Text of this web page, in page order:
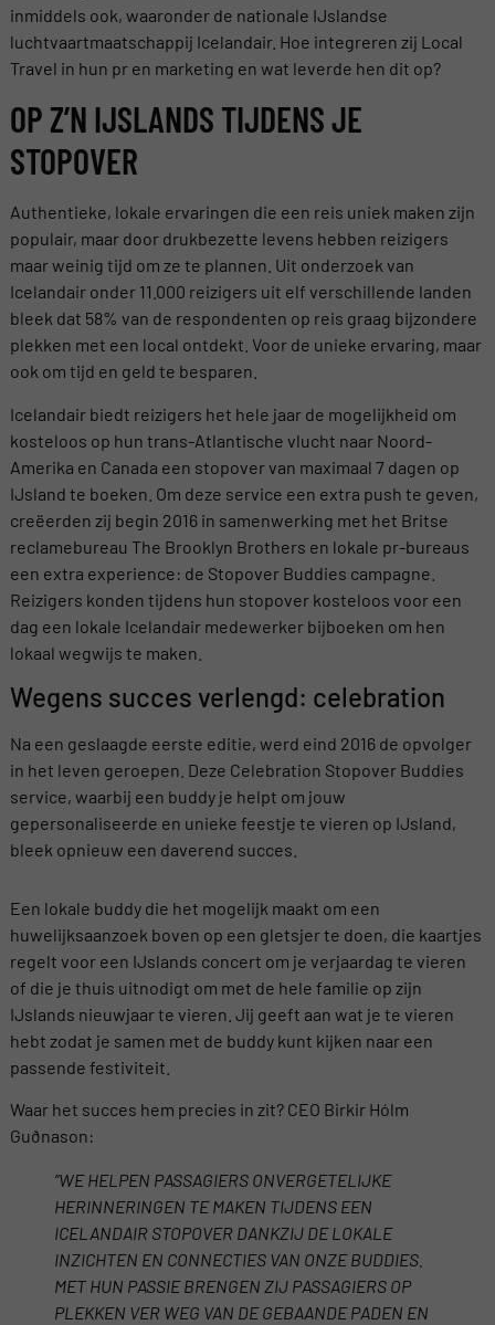
inmiddels ook, waaronder de nationale IJslandse
luchtvaartmaatschappij Icelandair. Hoe integreren zij Local
Travel in hun pr en marketing en wat leverde hen dit op?
OP Z’N IJSLANDS TIJDENS JE
STOPOVER
Authentieke, lokale ervaringen die een reis uniek maken zijn
populair, maar door drukbezette levens hebben reizigers
maar weinig tijd om ze te plannen. Uit onderzoek van
Icelandair onder 11.000 reizigers uit elf verschillende landen
bleek dat 58% van de respondenten op reis graag bijzondere
plekken met een local ontdekt. Voor de unieke ervaring, maar
ook om tijd en geld te besparen.
Icelandair biedt reizigers het hele jaar de mogelijkheid om
kosteloos op hun trans-Atlantische vlucht naar Noord-
Amerika en Canada een stopover van maximaal 7 dagen op
IJsland te boeken. Om deze service een extra push te geven,
creëerden zij begin 2016 in samenwerking met het Britse
reclamebureau The Brooklyn Brothers en lokale pr-bureaus
een extra experience: de Stopover Buddies campagne.
Reizigers konden tijdens hun stopover kosteloos voor een
dag een lokale Icelandair medewerker bijboeken om hen
lokaal wegwijs te maken.
Wegens succes verlengd: celebration
Na een geslaagde eerste editie, werd eind 2016 de opvolger
in het leven geroepen. Deze Celebration Stopover Buddies
service, waarbij een buddy je helpt om jouw
gepersonaliseerde en unieke feestje te vieren op IJsland,
bleek opnieuw een daverend succes.
Een lokale buddy die het mogelijk maakt om een
huwelijksaanzoek boven op een gletsjer te doen, die kaartjes
regelt voor een IJslands concert om je verjaardag te vieren
of die je thuis uitnodigt om met de hele familie op zijn
IJslands nieuwjaar te vieren. Jij geeft aan wat je te vieren
hebt zodat je samen met de buddy kunt kijken naar een
passende festiviteit.
Waar het succes hem precies in zit? CEO Birkir Hólm
Guðnason:
”WE HELPEN PASSAGIERS ONVERGETELIJKE
HERINNERINGEN TE MAKEN TIJDENS EEN
ICELANDAIR STOPOVER DANKZIJ DE LOKALE
INZICHTEN EN CONNECTIES VAN ONZE BUDDIES.
MET HUN PASSIE BRENGEN ZIJ PASSAGIERS OP
PLEKKEN VER WEG VAN DE GEBAANDE PADEN EN